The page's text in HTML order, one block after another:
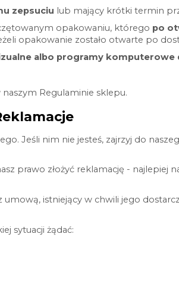
zepsuciu lub mający krótki termin
opakowaniu, którego po
opakowanie zostało otwarte po
albo programy
Regulaminie sklepu.
Jeśli nim nie jesteś, zajrzyj do
prawo złożyć reklamację - najlepiej
istniejący w chwili jego
sytuacji żądać: